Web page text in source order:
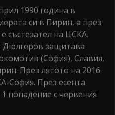
1990 година в
си в Пирин, а през
състезател на ЦСКА.
Дюлгеров защитава
(София), Славия,
През лятото на 2016
София. През есента
попадение с червения